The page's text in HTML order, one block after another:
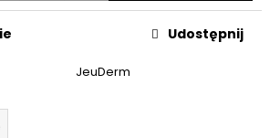
JeuDerm
Udostępnij